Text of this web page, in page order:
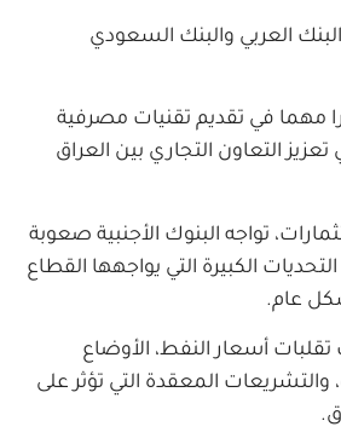
العربي والبنك السعودي
مهما في تقديم تقنيات مصرفية
التعاون التجاري بين العراق
تواجه البنوك الأجنبية صعوبة
الكبيرة التي يواجهها القطاع
عام.
أسعار النفط، الأوضاع
والتشريعات المعقدة التي تؤثر على